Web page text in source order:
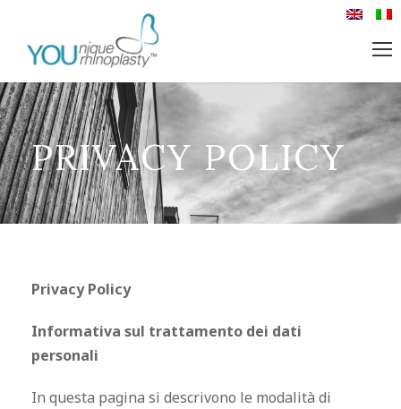
PRIVACY POLICY
Privacy Policy
Informativa sul trattamento dei dati
personali
In questa pagina si descrivono le modalità di